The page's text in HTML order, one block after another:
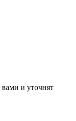
и уточнят